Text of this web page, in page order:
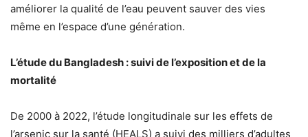
améliorer la qualité de l’eau peuvent sauver des vies
même en l’espace d’une génération.
L’étude du Bangladesh : suivi de l’exposition et de la
mortalité
De 2000 à 2022, l’étude longitudinale sur les effets de
l’arsenic sur la santé (HEALS) a suivi des milliers d’adultes